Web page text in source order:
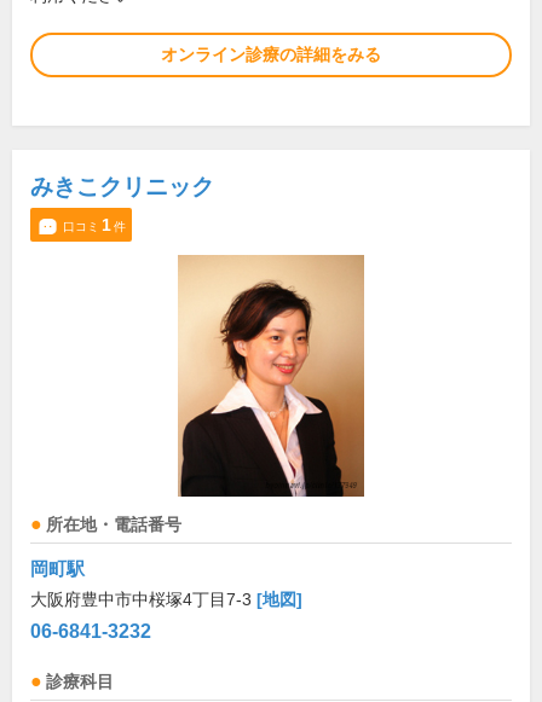
オンライン診療の詳細をみる
みきこクリニック
口コミ 1件
所在地・電話番号
岡町駅
大阪府豊中市中桜塚4丁目7-3 [地図]
06-6841-3232
診療科目